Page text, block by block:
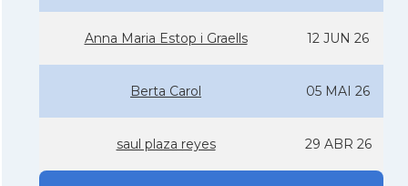
Anna Maria Estop i Graells 12 JUN 26
Berta Carol 05 MAI 26
saul plaza reyes 29 ABR 26